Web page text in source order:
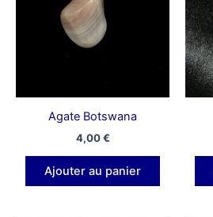
Agate Botswana
4,00€
Ajouter au panier